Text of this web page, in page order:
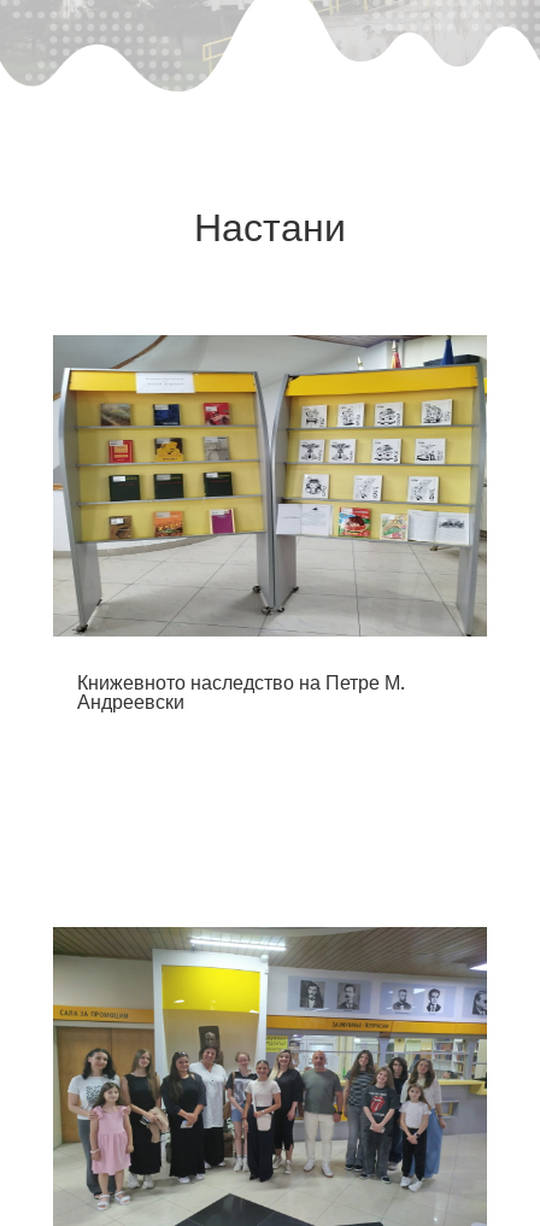
Настани
Книжевното наследство на Петре М.
Андреевски